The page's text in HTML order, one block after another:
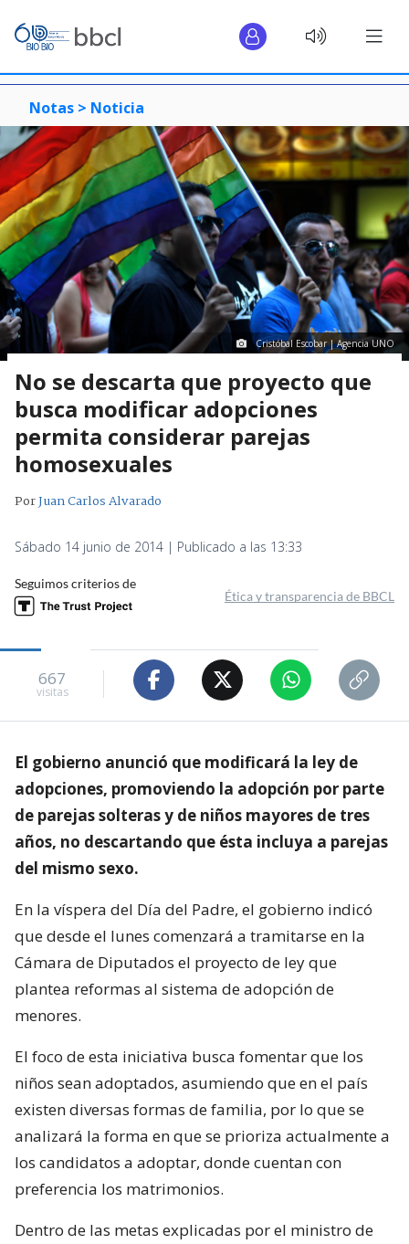
Notas > Noticia
Cristóbal Escobar | Agencia UNO
No se descarta que proyecto que
busca modificar adopciones
permita considerar parejas
homosexuales
PorJuan Carlos Alvarado
Sábado 14 junio de 2014 | Publicado a las 13:33
Seguimos criterios de
Ética y transparencia de BBCL
667
visitas
El gobierno anunció que modificará la ley de
adopciones, promoviendo la adopción por parte
de parejas solteras y de niños mayores de tres
años, no descartando que ésta incluya a parejas
del mismo sexo.
En la víspera del Día del Padre, el gobierno indicó
que desde el lunes comenzará a tramitarse en la
Cámara de Diputados el proyecto de ley que
plantea reformas al sistema de adopción de
menores.
El foco de esta iniciativa busca fomentar que los
niños sean adoptados, asumiendo que en el país
existen diversas formas de familia, por lo que se
analizará la forma en que se prioriza actualmente a
los candidatos a adoptar, donde cuentan con
preferencia los matrimonios.
Dentro de las metas explicadas por el ministro de